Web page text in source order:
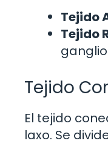
Tejido
Tejido
Tejido
El tejido
laxo. Se